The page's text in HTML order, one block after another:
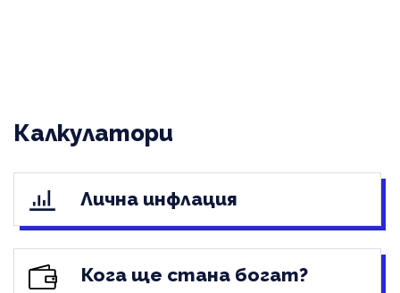
Калкулатори
Лична инфлация
Кога ще стана богат?